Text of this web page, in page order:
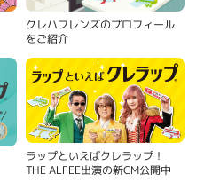
クレハフレンズのプロフィール
をご紹介
ラップといえばクレラップ！
THE ALFEE出演の新CM公開中